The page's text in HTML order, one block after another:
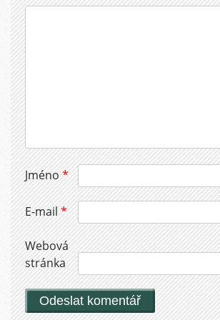
Jméno*
E-mail*
Webová
stránka